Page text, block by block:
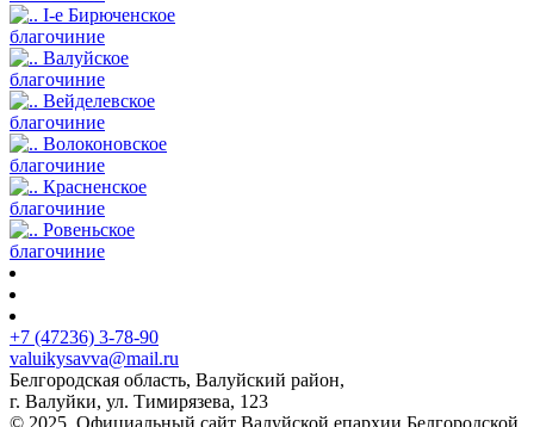
I-е Бирюченское
благочиние
Валуйское
благочиние
Вейделевское
благочиние
Волоконовское
благочиние
Красненское
благочиние
Ровеньское
благочиние
+7 (47236) 3-78-90
valuikysavva@mail.ru
Белгородская область, Валуйский район,
г. Валуйки, ул. Тимирязева, 123
© 2025. Официальный сайт Валуйской епархии Белгородской